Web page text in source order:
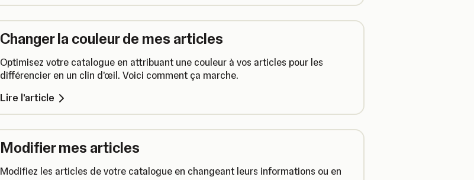
Changer la couleur de mes articles
Optimisez votre catalogue en attribuant une couleur à vos articles pour les
différencier en un clin d'œil. Voici comment ça marche.
Lire l'article
Modifier mes articles
Modifiez les articles de votre catalogue en changeant leurs informations ou en